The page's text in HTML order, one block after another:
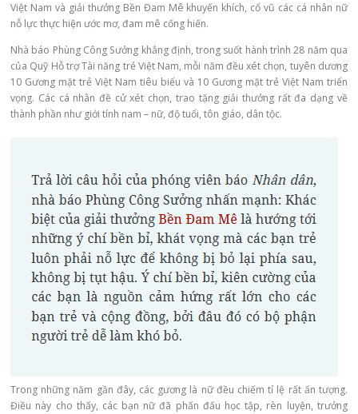
Việt Nam và giải thưởng Bền Đam Mê khuyến khích, cổ vũ các cá nhân nữ
nỗ lực thực hiện ước mơ, đam mê cống hiến.
Nhà báo Phùng Công Sưởng khẳng định, trong suốt hành trình 28 năm qua
của Quỹ Hỗ trợ Tài năng trẻ Việt Nam, mỗi năm đều xét chọn, tuyên dương
10 Gương mặt trẻ Việt Nam tiêu biểu và 10 Gương mặt trẻ Việt Nam triển
vọng. Các cá nhân đề cử xét chọn, trao tặng giải thưởng rất đa dạng về
thành phần như giới tính nam – nữ, độ tuổi, tôn giáo, dân tộc.
Trong những năm gần đây, các gương là nữ đều chiếm tỉ lệ rất ấn tượng.
Điều này cho thấy, các bạn nữ đã phấn đấu học tập, rèn luyện, trưởng